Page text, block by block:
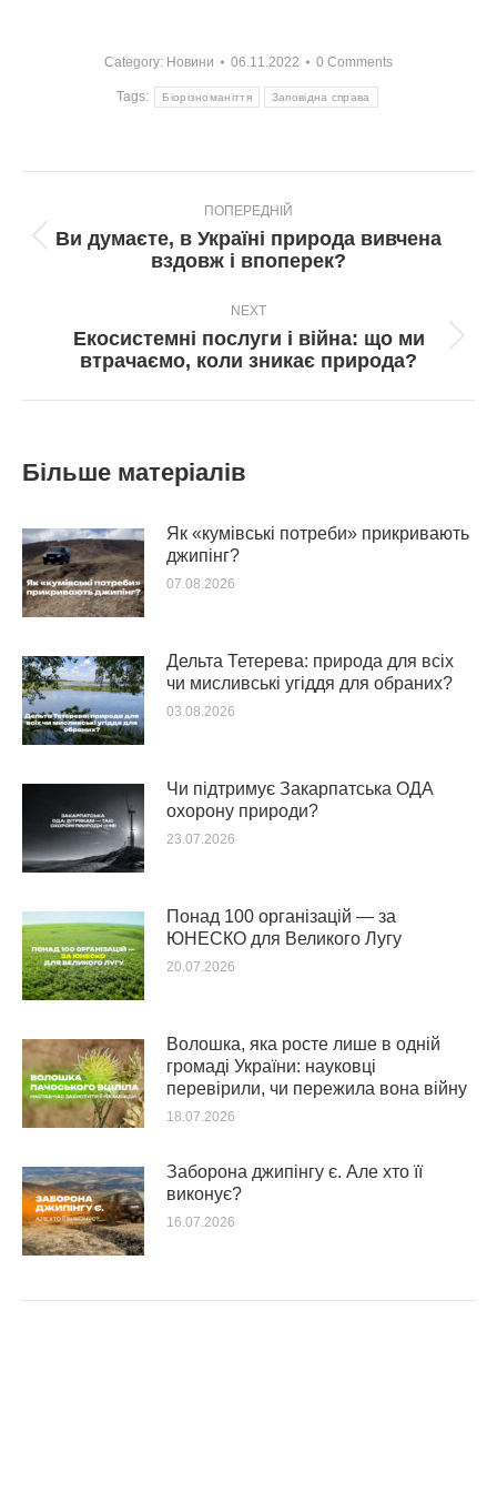
Category: Новини 06.11.2022 0 Comments
Tags: Біорізноманіття Заповідна справа
navigation
ПОПЕРЕДНІЙ
Попередній
пост:
Ви думаєте, в Україні природа вивчена
вздовж і впоперек?
NEXT
Next
post:
Екосистемні послуги і війна: що ми
втрачаємо, коли зникає природа?
Більше матеріалів
Як «кумівські потреби» прикривають
джипінг?
07.08.2026
Дельта Тетерева: природа для всіх
чи мисливські угіддя для обраних?
03.08.2026
Чи підтримує Закарпатська ОДА
охорону природи?
23.07.2026
Понад 100 організацій — за
ЮНЕСКО для Великого Лугу
20.07.2026
Волошка, яка росте лише в одній
громаді України: науковці
перевірили, чи пережила вона війну
18.07.2026
Заборона джипінгу є. Але хто її
виконує?
16.07.2026